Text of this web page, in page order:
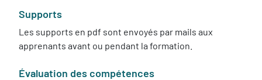
Supports
Les supports en pdf sont envoyés par mails aux
apprenants avant ou pendant la formation.
Évaluation des compétences